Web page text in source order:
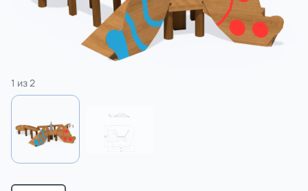
Спорт
4 категории
1 из2